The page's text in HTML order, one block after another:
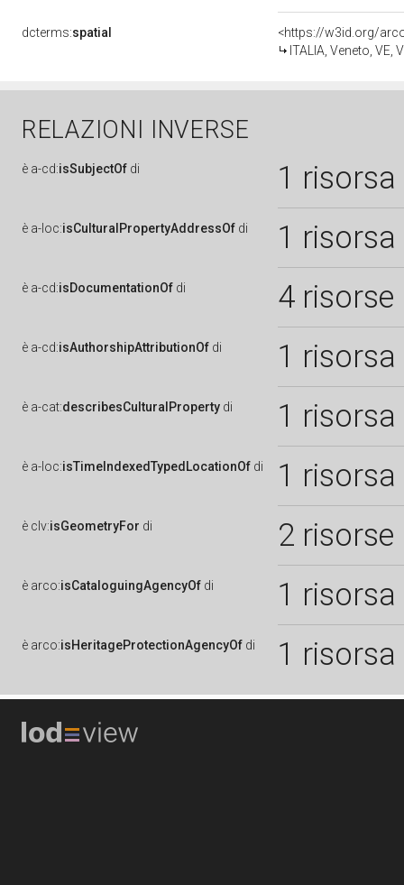
dcterms:spatial
<https://w3id.org/
ITALIA, Veneto, VE,
RELAZIONI INVERSE
è a-cd:isSubjectOf di 1 risorsa
è a-loc:isCulturalPropertyAddressOf di 1 risorsa
è a-cd:isDocumentationOf di 4 risorse
è a-cd:isAuthorshipAttributionOf di 1 risorsa
è a-cat:describesCulturalProperty di 1 risorsa
è a-loc:isTimeIndexedTypedLocationOf di 1 risorsa
è clv:isGeometryFor di 2 risorse
è arco:isCataloguingAgencyOf di 1 risorsa
è arco:isHeritageProtectionAgencyOf di 1 risorsa